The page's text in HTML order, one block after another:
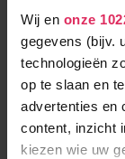
Wij en onze
gegevens (bijv.
technologieën
op te slaan en
advertenties en
content, inzicht
kiezen wie uw